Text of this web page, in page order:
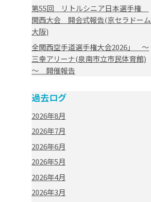
第55回 リトルシニア日本選手権
関西大会 開会式報告(京セラドーム
大阪)
全関西空手道選手権大会2026」 ～
三幸アリーナ(泉南市立市民体育館)
～ 開催報告
過去ログ
2026年8月
2026年7月
2026年6月
2026年5月
2026年4月
2026年3月